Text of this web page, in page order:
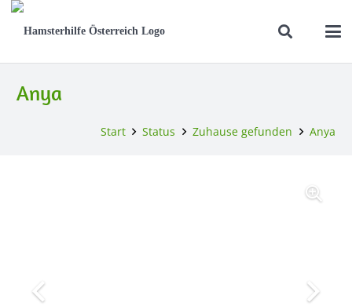
Anya
Start Status Zuhause gefunden Anya